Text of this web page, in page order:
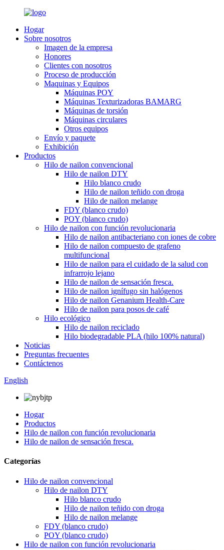
Hogar
Sobre nosotros
Imagen de la empresa
Honores
Clientes con nosotros
Proceso de producción
Maquinas y Equipos
Máquinas POY
Máquinas Texturizadoras BAMARG
Máquinas de torsión
Máquinas circulares
Otros equipos
Envío y paquete
Exhibición
Productos
Hilo de nailon convencional
Hilo de nailon DTY
Hilo blanco crudo
Hilo de nailon teñido con droga
Hilo de nailon melange
FDY (blanco crudo)
POY (blanco crudo)
Hilo de nailon con función revolucionaria
Hilo de nailon antibacteriano con iones de cobre
Hilo de nailon compuesto de grafeno
multifuncional
Hilo de nailon para el cuidado de la salud con
infrarrojo lejano
Hilo de nailon de sensación fresca.
Hilo de nailon ignífugo sin halógenos
Hilo de nailon Genanium Health-Care
Hilo de nailon para posos de café
Hilo ecológico
Hilo de nailon reciclado
Hilo biodegradable PLA (hilo 100% natural)
Noticias
Preguntas frecuentes
Contáctenos
English
Hogar
Productos
Hilo de nailon con función revolucionaria
Hilo de nailon de sensación fresca.
Categorías
Hilo de nailon convencional
Hilo de nailon DTY
Hilo blanco crudo
Hilo de nailon teñido con droga
Hilo de nailon melange
FDY (blanco crudo)
POY (blanco crudo)
Hilo de nailon con función revolucionaria